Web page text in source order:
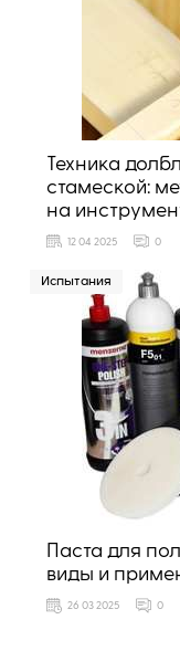
Техника
стамеской:
на
12 04 2025 0
Испытания
Паста для
виды и
26 03 2025 0